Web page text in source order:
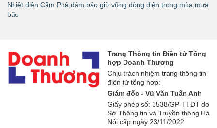
Nhiệt điện Cẩm Phả đảm bảo giữ vững dòng điện trong mùa mưa
bão
Trang Thông tin Điện tử Tổng
hợp Doanh Thương
Chịu trách nhiệm trang thông tin
điện tử tổng hợp:
Giám đốc - Vũ Văn Tuấn Anh
Giấy phép số: 3538/GP-TTĐT do
Sở Thông tin và Truyền thông Hà
Nội cấp ngày 23/11/2022